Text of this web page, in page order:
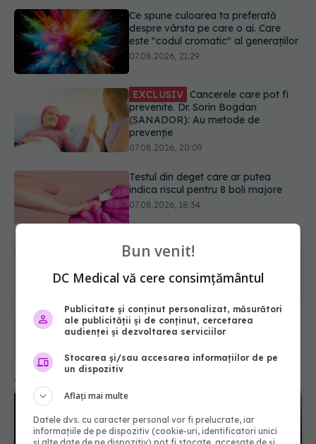
EXCLUSIV Cancerele care pot fi
prevenite. Dr. Sorin Bogdan
(SANADOR): Au metode de
prevenție
Testul din deget care ar putea
indica riscul pentru 8 boli majore
07.08.2026, 18:34
Fereastra alimentară de opt ore ar
putea ajuta creierul femeilor de
peste 50 de ani
URMĂRITORI 6560
URMĂRITORI URMĂRITORI
ARTICOLE SIMILARE
Bun venit!
DC Medical vă cere consimțământul
Publicitate și conținut personalizat, măsurători
ale publicității și de conținut, cercetarea
audienței și dezvoltarea serviciilor
Stocarea și/sau accesarea informațiilor de pe
un dispozitiv
Aflați mai multe
Datele dvs. cu caracter personal vor fi prelucrate, iar
informațiile de pe dispozitiv (cookie-uri, identificatori unici